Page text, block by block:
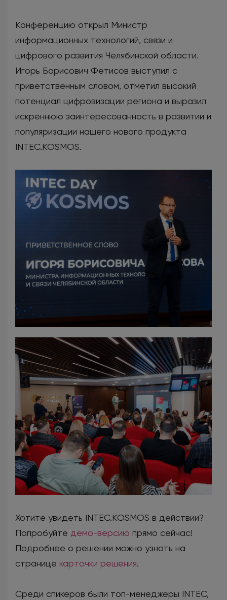
Конференцию открыл Министр
информационных технологий, связи и
цифрового развития Челябинской области.
Игорь Борисович Фетисов выступил с
приветственным словом, отметил высокий
потенциал цифровизации региона и выразил
искреннюю заинтересованность в развитии и
популяризации нашего нового продукта
INTEC.KOSMOS.
Хотите увидеть INTEC.KOSMOS в действии?
Попробуйте демо-версию прямо сейчас!
Подробнее о решении можно узнать на
странице карточки решения.
Среди спикеров были топ-менеджеры INTEC,